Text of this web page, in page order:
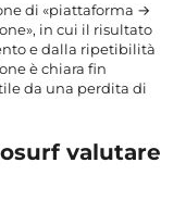
di «piattaforma →
in cui il risultato
e dalla ripetibilità
è chiara fin
da una perdita di
valutare